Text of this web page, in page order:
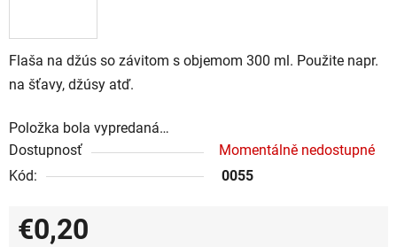
Flaša na džús so závitom s objemom 300 ml. Použite napr.
na šťavy, džúsy atď.
Položka bola vypredaná…
Dostupnosť
Momentálně nedostupné
Kód:
0055
€0,20